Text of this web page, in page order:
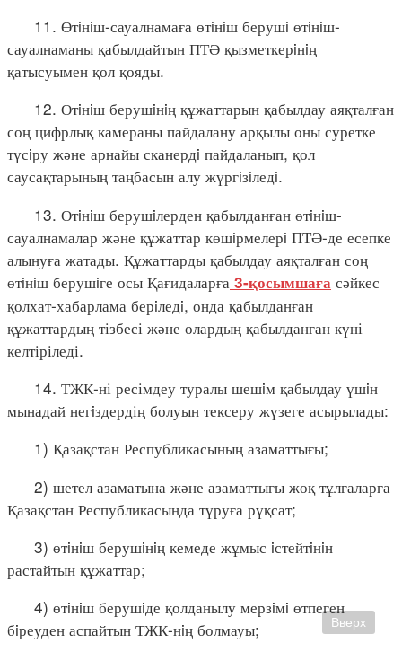
11. Өтiнiш-сауалнамаға өтiнiш берушi өтiнiш-
сауалнаманы қабылдайтын ПТӘ қызметкерiнiң
қатысуымен қол қояды.
12. Өтiнiш берушiнiң құжаттарын қабылдау аяқталған
соң цифрлық камераны пайдалану арқылы оны суретке
түсiру және арнайы сканердi пайдаланып, қол
саусақтарының таңбасын алу жүргiзiледi.
13. Өтiнiш берушiлерден қабылданған өтiнiш-
сауалнамалар және құжаттар көшiрмелерi ПТӘ-де есепке
алынуға жатады. Құжаттарды қабылдау аяқталған соң
өтiнiш берушiге осы Қағидаларға 3-қосымшаға сәйкес
қолхат-хабарлама берiледi, онда қабылданған
құжаттардың тізбесі және олардың қабылданған күні
келтіріледі.
14. ТЖК-ні ресімдеу туралы шешiм қабылдау үшiн
мынадай негiздердің болуын тексеру жүзеге асырылады:
1) Қазақстан Республикасының азаматтығы;
2) шетел азаматына және азаматтығы жоқ тұлғаларға
Қазақстан Республикасында тұруға рұқсат;
3) өтiнiш берушiнiң кемеде жұмыс iстейтiнiн
растайтын құжаттар;
4) өтiнiш берушiде қолданылу мерзiмi өтпеген
бiреуден аспайтын ТЖК-нiң болмауы;
Вверх